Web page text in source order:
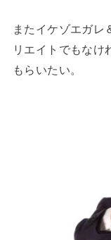
またイケゾエガレ
リエイトでもなけ
もらいたい。